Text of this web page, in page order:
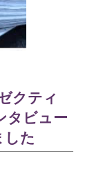
クティ
タビュー
した